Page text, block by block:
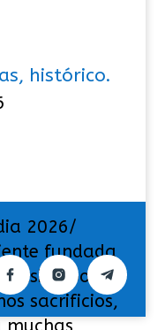
histórico.
2026/
fundada
por
sacrificios,